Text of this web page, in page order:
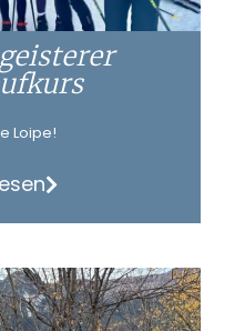
Loipe!